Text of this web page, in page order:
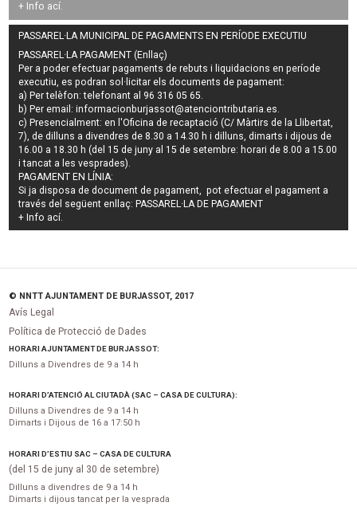
+ Info ací.
PASSAREL·LA MUNICIPAL DE PAGAMENTS EN PERÍODE EXECUTIU
PASSAREL·LA PAGAMENT (Enllaç)
Per a poder efectuar pagaments derebuts i liquidacions en període
executiu , es podran sol·licitar els documents de pagament:
a) Per telèfon: telefonant al 96 316 05 65.
b) Per email:informacionburjassot@atenciontributaria.es
c) Presencialment: en l'Oficina de recaptació (C/ Màrtirs de la Llibertat,
7), de dilluns a divendres de 8.30 a 14.30 h i dilluns, dimarts i dijous de
16.00 a 18.30 h (del 15 de juny al 15 de setembre: horari de 8.00 a 15.00
i tancat a les vesprades).
PAGAMENT EN LÍNIA:
Si ja disposa de document de pagament, pot efectuar el pagament a
través del següent enllaç:PASSAREL·LA DE PAGAMENT
+ Info ací
© NNTT AJUNTAMENT DE BURJASSOT, 2017
Avís Legal
Política de Protecció de Dades
HORARI AJUNTAMENT DE BURJASSOT:
Dilluns a Divendres de 9 a 14 h
HORARI D’ATENCIÓ AL CIUTADÀ (SAC – CASA DE CULTURA):
Dilluns a Divendres de 9 a 14 h
Dimarts i Dijous de 16 a 17:50 h
HORARI D’ESTIU SAC – CASA DE CULTURA
(del 15 de juny al 30 de setembre)
Dilluns a divendres de 9 a 14 h
Dimarts i dijous tancat per la vesprada